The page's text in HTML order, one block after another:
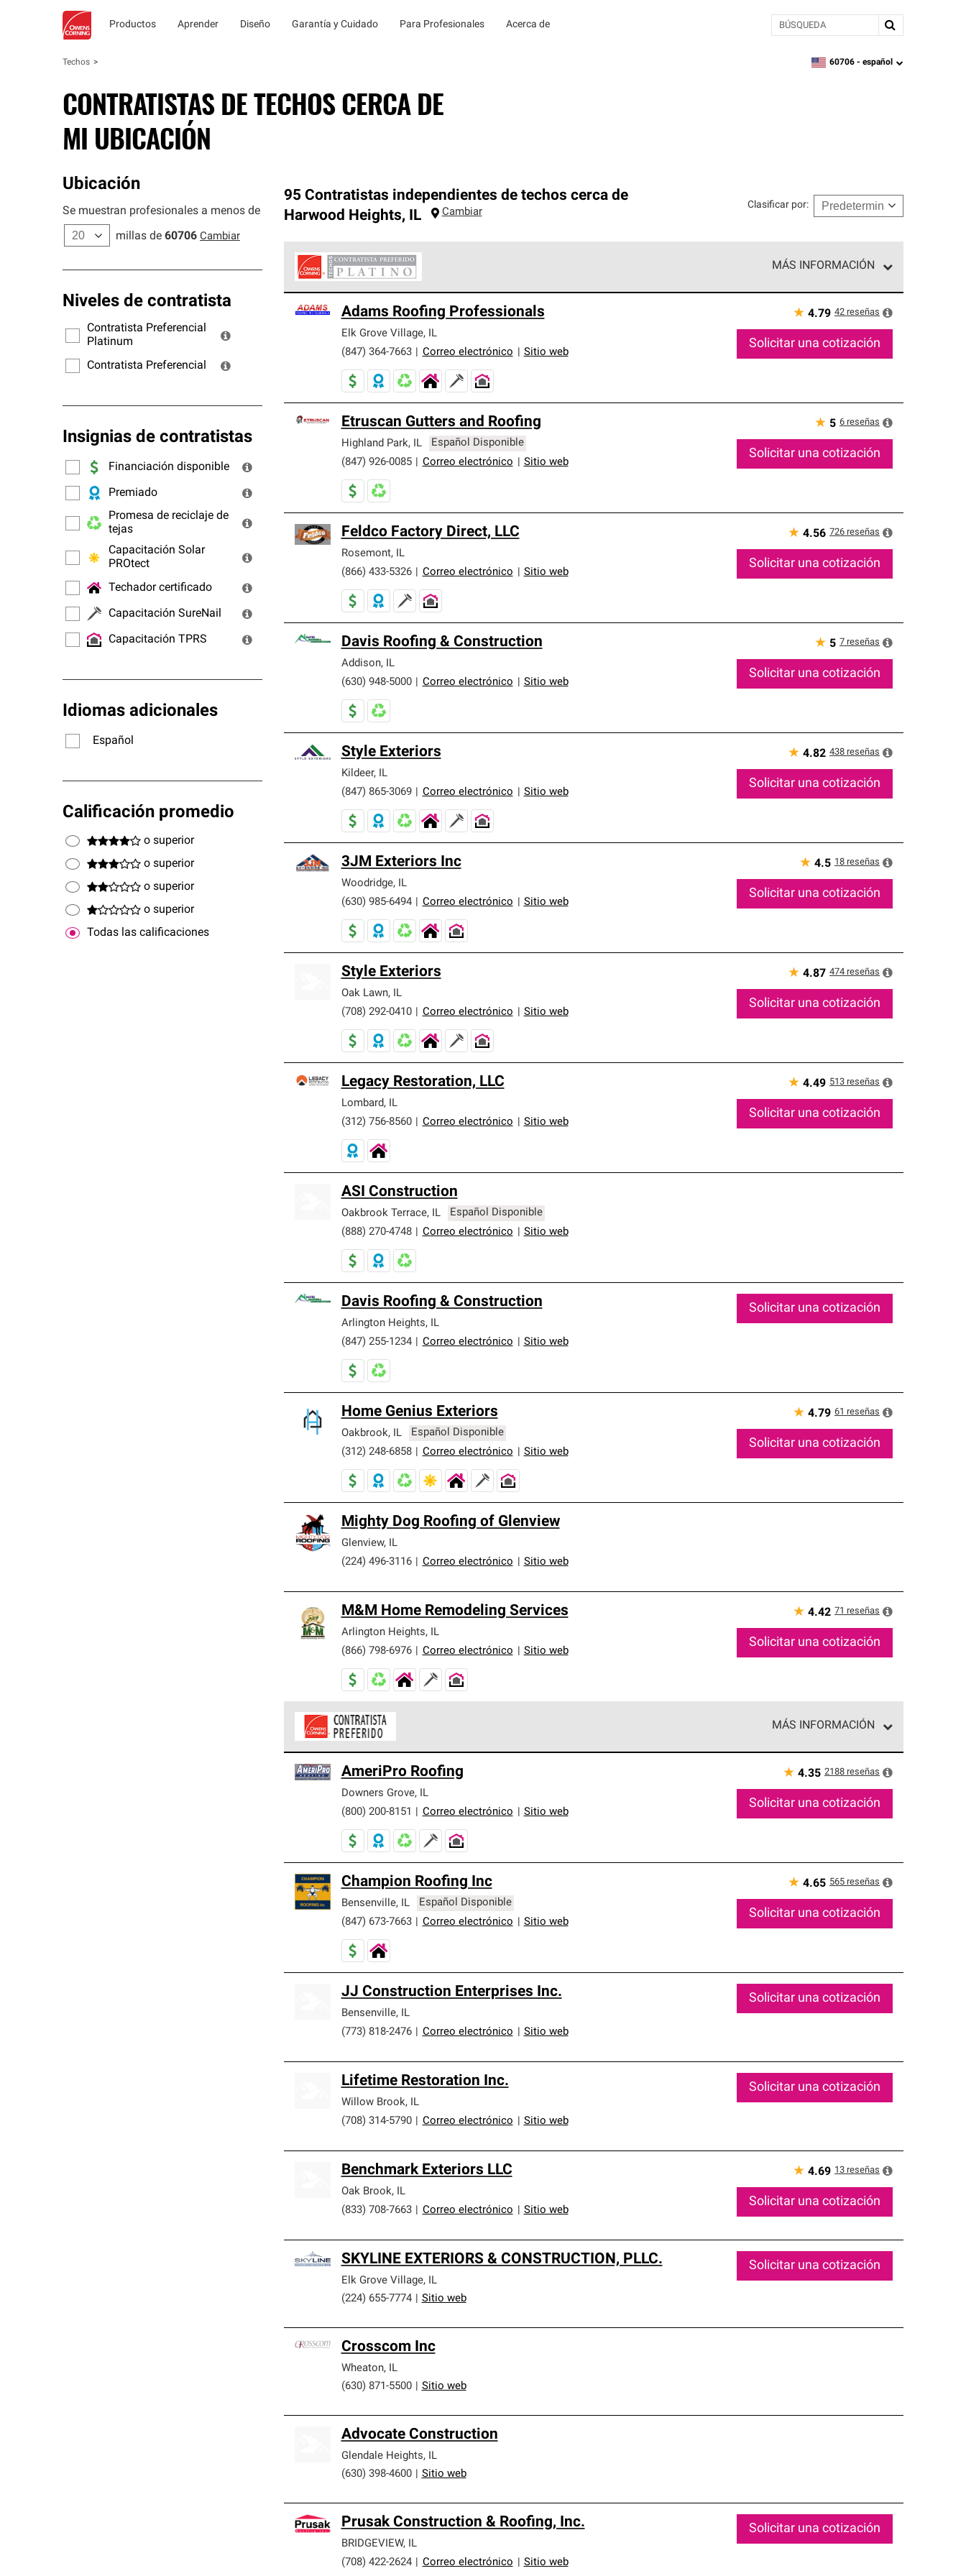
Productos Aprender Diseño Garantía y Cuidado Para Profesionales Acerca de BÚSQUEDA
Techos zipcode,language
60706 - español
CONTRATISTAS DE TECHOS CERCA DE
MI UBICACIÓN
Ubicación
Se muestran profesionales a menos de
millas de 60706 Cambiar
Niveles de contratista
Contratista Preferencial
Platinum
Contratista Preferencial
Insignias de contratistas
Financiación disponible
Premiado
Promesa de reciclaje de
tejas
Capacitación Solar
PROtect
Techador certificado
Capacitación SureNail
Capacitación TPRS
Idiomas adicionales
Español
Calificación promedio
o superior
o superior
o superior
o superior
Todas las calificaciones
95 Contratistas independientes de techos cerca de
Harwood Heights, IL Cambiar
Clasificar por:
MÁS INFORMACIÓN
cumplen con estándares estrictos de profesionalismo, confiabilidad y destreza incomparable. Solo ellos pueden
ofrecer nuestra mejor garantía de sistemas de techos.
Adams Roofing Professionals
Elk Grove Village,
IL
(847) 364-7663
Correo electrónico Sitio web
★ 4.79 42 reseñas
Solicitar una cotización
Etruscan Gutters and Roofing
Highland Park, IL
Español Disponible
(847) 926-0085
Correo electrónico Sitio web
★ 5 6 reseñas
Solicitar una cotización
Feldco Factory Direct, LLC
Rosemont,
IL
(866) 433-5326
Correo electrónico Sitio web
★ 4.56 726 reseñas
Solicitar una cotización
Davis Roofing & Construction
Addison,
IL
(630) 948-5000
Correo electrónico Sitio web
★ 5 7 reseñas
Solicitar una cotización
Style Exteriors
Kildeer,
IL
(847) 865-3069
Correo electrónico Sitio web
★ 4.82 438 reseñas
Solicitar una cotización
3JM Exteriors Inc
Woodridge,
IL
(630) 985-6494
Correo electrónico Sitio web
★ 4.5 18 reseñas
Solicitar una cotización
Style Exteriors
Oak Lawn,
IL
(708) 292-0410
Correo electrónico Sitio web
★ 4.87 474 reseñas
Solicitar una cotización
Legacy Restoration, LLC
Lombard ,
IL
(312) 756-8560
Correo electrónico Sitio web
★ 4.49 513 reseñas
Solicitar una cotización
ASI Construction
Oakbrook Terrace, IL
Español Disponible
(888) 270-4748
Correo electrónico Sitio web
Davis Roofing & Construction
Arlington Heights,
IL
(847) 255-1234
Correo electrónico Sitio web
Solicitar una cotización
Home Genius Exteriors
Oakbrook, IL
Español Disponible
(312) 248-6858
Correo electrónico Sitio web
★ 4.79 61 reseñas
Solicitar una cotización
Mighty Dog Roofing of Glenview
Glenview,
IL
(224) 496-3116
Correo electrónico Sitio web
M&M Home Remodeling Services
Arlington Heights,
IL
(866) 798-6976
Correo electrónico Sitio web
★ 4.42 71 reseñas
Solicitar una cotización
MÁS INFORMACIÓN
cumplen con altos estándares y requisitos estrictos de profesionalismo y confiabilidad.
AmeriPro Roofing
Downers Grove,
IL
(800) 200-8151
Correo electrónico Sitio web
★ 4.35 2188 reseñas
Solicitar una cotización
Champion Roofing Inc
Bensenville, IL
Español Disponible
(847) 673-7663
Correo electrónico Sitio web
★ 4.65 565 reseñas
Solicitar una cotización
JJ Construction Enterprises Inc.
Bensenville,
IL
(773) 818-2476
Correo electrónico Sitio web
Solicitar una cotización
Lifetime Restoration Inc.
Willow Brook,
IL
(708) 314-5790
Correo electrónico Sitio web
Solicitar una cotización
Benchmark Exteriors LLC
Oak Brook,
IL
(833) 708-7663
Correo electrónico Sitio web
★ 4.69 13 reseñas
Solicitar una cotización
SKYLINE EXTERIORS & CONSTRUCTION, PLLC.
Elk Grove Village,
IL
(224) 655-7774
Sitio web
Solicitar una cotización
Crosscom Inc
Wheaton,
IL
(630) 871-5500
Sitio web
Advocate Construction
Glendale Heights,
IL
(630) 398-4600
Sitio web
Prusak Construction & Roofing, Inc.
BRIDGEVIEW,
IL
(708) 422-2624
Correo electrónico Sitio web
Solicitar una cotización